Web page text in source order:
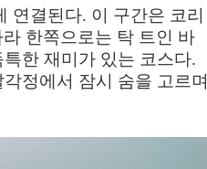
연결된다. 이 구간은 코리
한쪽으로는 탁 트인 바
한 재미가 있는 코스다.
정에서 잠시 숨을 고르며